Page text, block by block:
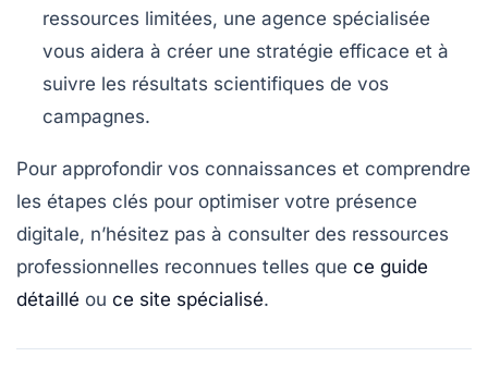
ressources limitées, une agence spécialisée
vous aidera à créer une stratégie efficace et à
suivre les résultats scientifiques de vos
campagnes.
Pour approfondir vos connaissances et comprendre
les étapes clés pour optimiser votre présence
digitale, n’hésitez pas à consulter des ressources
professionnelles reconnues telles que ce guide
détaillé ou ce site spécialisé.